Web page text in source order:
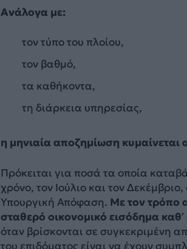
Ανάλογα με:
τον τύπο του πλοίου,
τον βαθμό,
τα καθήκοντα,
τη διάρκεια υπηρεσίας,
η μηνιαία αποζημίωση κυμαίνεται
Πρόκειται για ποσά τα οποία
χρόνο, τον Ιούλιο και τον
Υπουργική Απόφαση. Με τον τρόπο
σταθερό οικονομικό εισόδημα καθ’
όταν βρίσκονται σε συγκεκριμένη
του επιδόματος είναι να έχουν